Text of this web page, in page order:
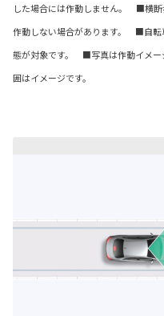
した場合には作動しません。 ■横断
作動しない場合があります。 ■自転
態が対象です。 ■写真は作動イメ
囲はイメージです。